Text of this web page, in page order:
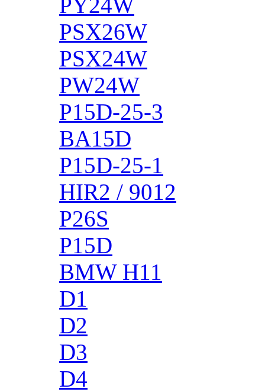
PSX26W
PSX24W
PW24W
P15D-25-3
BA15D
P15D-25-1
HIR2 / 9012
P26S
P15D
BMW H11
D1
D2
D3
D4